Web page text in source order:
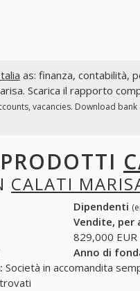
as: finanza, contabilità,
Scarica il rapporto
vacancies. Download
CALATI
Dipendenti
Vendite, per
829,000 EUR
Anno di
: Società in accomandita